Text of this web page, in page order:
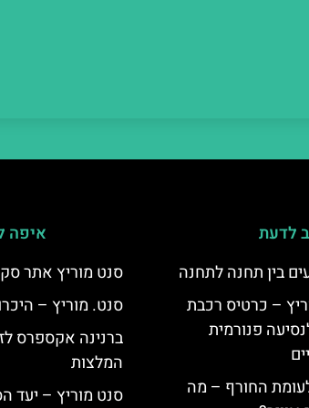
לדעת
בין תחנה לתחנה
– כרטיס רכבת
פנורמית
החורף – מה
איפה
סנט מוריץ אתר
סנט. מוריץ –
ברנינה אקספרס
המלצות
סנט מוריץ – יעד